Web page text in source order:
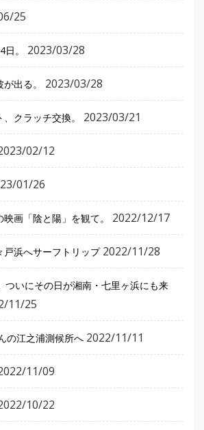
25
。 2023/03/28
出る。 2023/03/28
クラッチ交換。 2023/03/21
02/12
01/26
画「陰と陽」を観て。 2022/12/17
戸浜へサーフトリップ 2022/11/28
ついにその日が湘南・七里ヶ浜にも来
11/25
の江之浦測候所へ 2022/11/11
11/09
10/22